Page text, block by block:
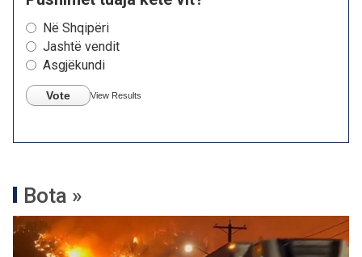
Në Shqipëri
Jashtë vendit
Asgjëkundi
Vote View Results
Bota »